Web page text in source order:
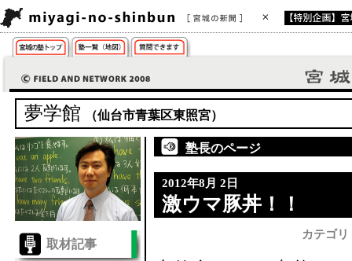
夢学館 （仙台市青葉区東照宮）
塾長のページ
2012年8月 2日
激ウマ豚丼！！
カテゴリ
取材記事